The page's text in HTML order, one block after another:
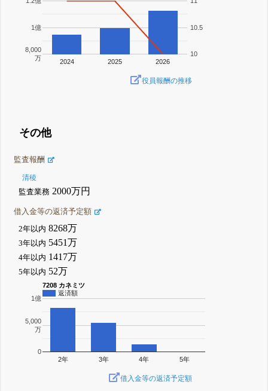
2024 2025 2026
8,000
万
1億
10
10.5
役員報酬の推移
その他
監査報酬
清稜
監査業務 2000万円
借入金等の返済予定額
2年以内 8268万
3年以内 5451万
4年以内 1417万
5年以内 52万
7208 カネミツ
返済額
2年 3年 4年 5年
0
5,000
万
1億
借入金等の返済予定額